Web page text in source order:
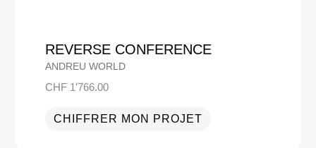
REVERSE CONFERENCE
ANDREU WORLD
CHF1'766.00
CHIFFRER MON PROJET